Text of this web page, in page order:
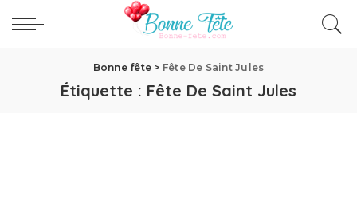
Bonne fête > Fête De Saint Jules
Étiquette : Fête De Saint Jules